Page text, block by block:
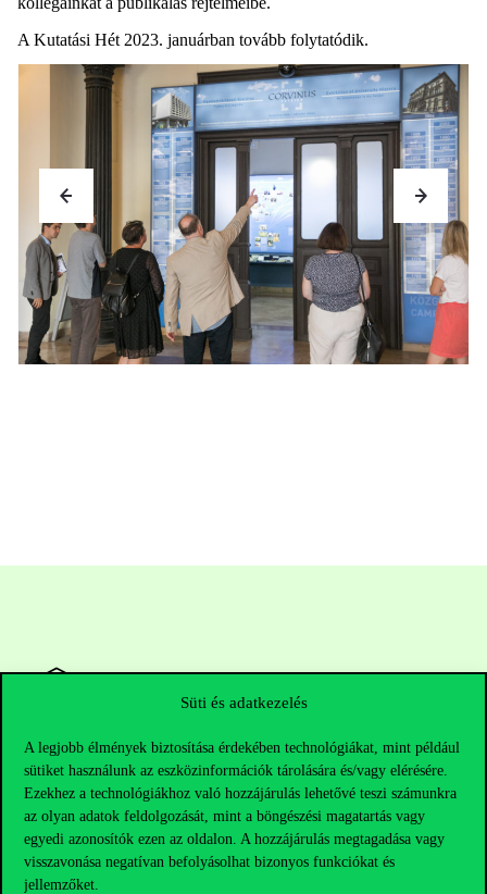
Süti és adatkezelés
A legjobb élmények biztosítása érdekében technológiákat, mint például
sütiket használunk az eszközinformációk tárolására és/vagy elérésére.
Ezekhez a technológiákhoz való hozzájárulás lehetővé teszi számunkra
az olyan adatok feldolgozását, mint a böngészési magatartás vagy
egyedi azonosítók ezen az oldalon. A hozzájárulás megtagadása vagy
visszavonása negatívan befolyásolhat bizonyos funkciókat és
jellemzőket.
A Kutatási Hét 2023. januárban tovább folytatódik.
Elérhetőségek
Telefonszám:+36 1 482 5000